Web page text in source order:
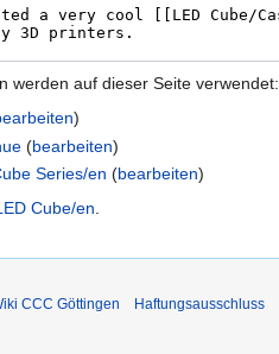
werden auf dieser Seite verwendet:
)
(bearbeiten)
Series/en (bearbeiten)
Cube/en
CCC Göttingen Haftungsausschluss